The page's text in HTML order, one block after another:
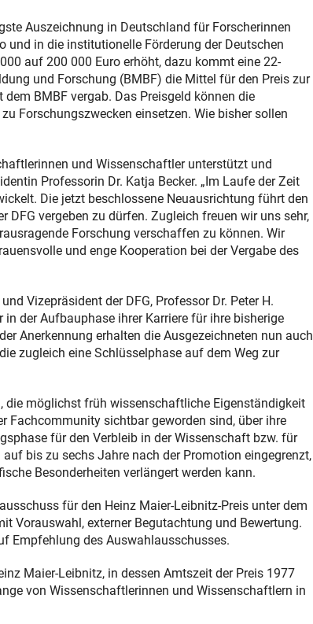
Auszeichnung in Deutschland für Forscherinnen
und in die institutionelle Förderung der Deutschen
auf 200 000 Euro erhöht, dazu kommt eine 22-
und Forschung (BMBF) die Mittel für den Preis zur
BMBF vergab. Das Preisgeld können die
Forschungszwecken einsetzen. Wie bisher sollen
und Wissenschaftler unterstützt und
Professorin Dr. Katja Becker. „Im Laufe der Zeit
Die jetzt beschlossene Neuausrichtung führt den
DFG vergeben zu dürfen. Zugleich freuen wir uns sehr,
Forschung verschaffen zu können. Wir
und enge Kooperation bei der Vergabe des
Vizepräsident der DFG, Professor Dr. Peter H.
in der Aufbauphase ihrer Karriere für ihre bisherige
Anerkennung erhalten die Ausgezeichneten nun auch
zugleich eine Schlüsselphase auf dem Weg zur
die möglichst früh wissenschaftliche Eigenständigkeit
Fachcommunity sichtbar geworden sind, über ihre
für den Verbleib in der Wissenschaft bzw. für
bis zu sechs Jahre nach der Promotion eingegrenzt,
Besonderheiten verlängert werden kann.
für den Heinz Maier-Leibnitz-Preis unter dem
Vorauswahl, externer Begutachtung und Bewertung.
Empfehlung des Auswahlausschusses.
Maier-Leibnitz, in dessen Amtszeit der Preis 1977
von Wissenschaftlerinnen und Wissenschaftlern in